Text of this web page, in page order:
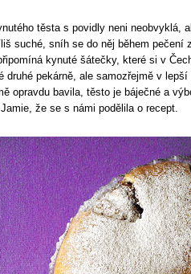
těsta s povidly neni neobvyklá,
suché, sníh se do něj během pečení
kynuté šátečky, které si v
druhé pekárně, ale samozřejmě v lepší
opravdu bavila, těsto je báječné a
že se s námi podělila o recept.